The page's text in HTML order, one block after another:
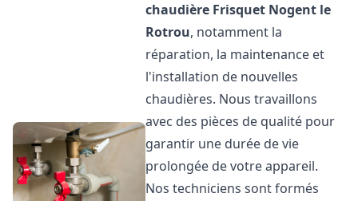
chaudière Frisquet Nogent le
Rotrou, notamment la
réparation, la maintenance et
l'installation de nouvelles
chaudières. Nous travaillons
avec des pièces de qualité pour
garantir une durée de vie
prolongée de votre appareil.
Nos techniciens sont formés